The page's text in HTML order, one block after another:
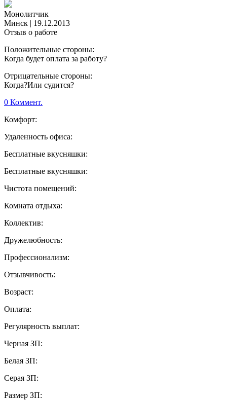
Монолитчик
Минск | 19.12.2013
Отзыв о работе
Положительные стороны:
Когда будет оплата за работу?
Отрицательные стороны:
Когда?Или судится?
0 Коммент.
Комфорт:
Удаленность офиса:
Бесплатные вкусняшки:
Бесплатные вкусняшки:
Чистота помещений:
Комната отдыха:
Коллектив:
Дружелюбность:
Профессионализм:
Отзывчивость:
Возраст:
Оплата:
Регулярность выплат:
Черная ЗП:
Белая ЗП:
Серая ЗП:
Размер ЗП: